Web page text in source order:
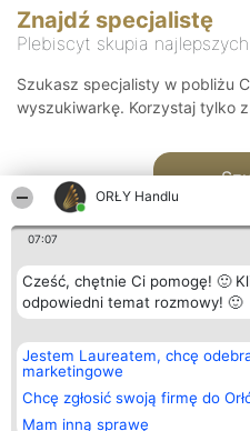
ORŁY Handlu
07:07
Cześć, chętnie Ci pomogę! 🙂
odpowiedni temat rozmowy! 🙂
Jestem Laureatem, chcę
marketingowe
Chcę zgłosić swoją firmę do
Mam inną sprawę
Znajdź specjalistę
Plebiscyt skupia
Szukasz specjalisty w pobliżu
wyszukiwarkę. Korzystaj tylko z
Organizator plebiscytu
Bright Side Solutions sp. z o.
o. sp. k.
ul. Ruska 22
Wrocław 50-079
KRS 0000749100 | Regon